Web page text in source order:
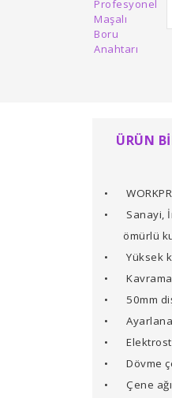
ÜRÜN
•
•
Sanayi,
ömürlü
•
Yüksek
•
•
50mm
•
•
•
Dövme
•
Çene